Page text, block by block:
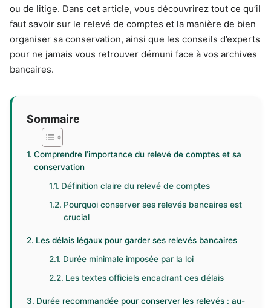
ou de litige. Dans cet article, vous découvrirez tout ce qu’il
faut savoir sur le relevé de comptes et la manière de bien
organiser sa conservation, ainsi que les conseils d’experts
pour ne jamais vous retrouver démuni face à vos archives
bancaires.
Sommaire
Comprendre l’importance du relevé de comptes et sa
conservation
Définition claire du relevé de comptes
Pourquoi conserver ses relevés bancaires est
crucial
Les délais légaux pour garder ses relevés bancaires
Durée minimale imposée par la loi
Les textes officiels encadrant ces délais
Durée recommandée pour conserver les relevés : au-